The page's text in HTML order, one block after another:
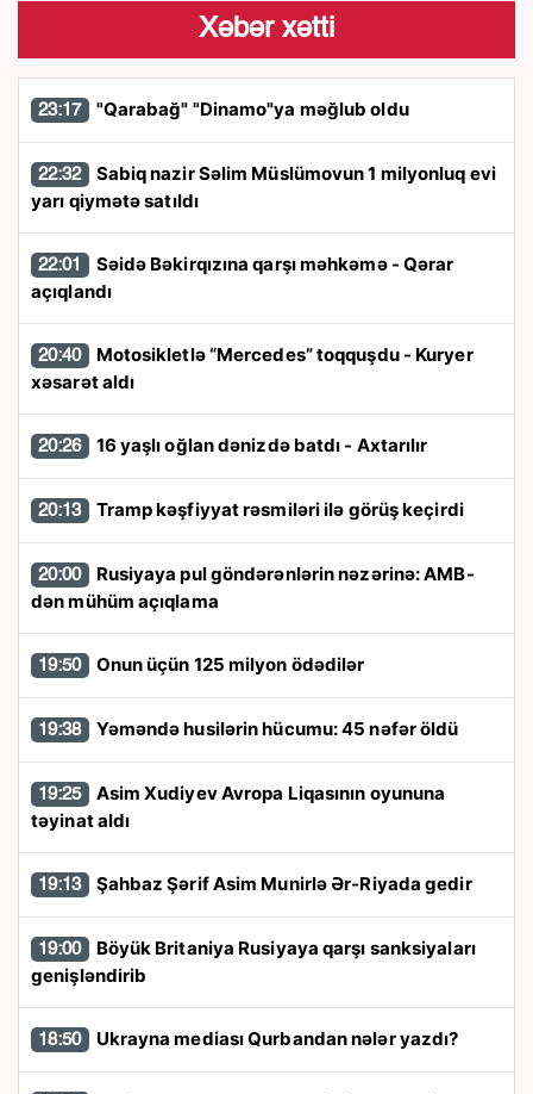
Xəbər xətti
23:17 "Qarabağ" "Dinamo"ya məğlub oldu
22:32
yarı qiymətə satıldı
22:01
açıqlandı
20:40
xəsarət aldı
20:26 16 yaşlı oğlan dənizdə batdı - Axtarılır
20:13 Tramp kəşfiyyat rəsmiləri ilə görüş keçirdi
20:00
dən mühüm açıqlama
19:50 Onun üçün 125 milyon ödədilər
19:38 Yəməndə husilərin hücumu: 45 nəfər öldü
19:25
təyinat aldı
19:13 Şahbaz Şərif Asim Munirlə Ər-Riyada gedir
19:00
genişləndirib
18:50 Ukrayna mediası Qurbandan nələr yazdı?